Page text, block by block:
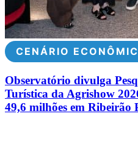
CENÁRIO
Observatório divulga
Turística da Agrishow
49,6 milhões em Ribeirão